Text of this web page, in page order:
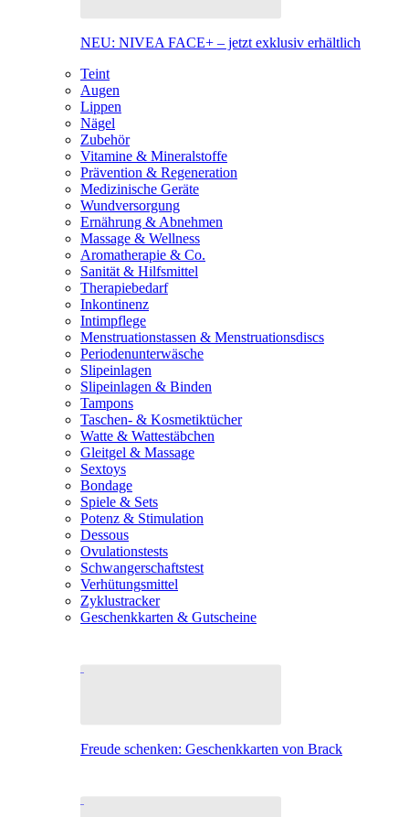
NEU: NIVEA FACE+ – jetzt exklusiv erhältlich
Teint
Augen
Lippen
Nägel
Zubehör
Vitamine & Mineralstoffe
Prävention & Regeneration
Medizinische Geräte
Wundversorgung
Ernährung & Abnehmen
Massage & Wellness
Aromatherapie & Co.
Sanität & Hilfsmittel
Therapiebedarf
Inkontinenz
Intimpflege
Menstruationstassen & Menstruationsdiscs
Periodenunterwäsche
Slipeinlagen
Slipeinlagen & Binden
Tampons
Taschen- & Kosmetiktücher
Watte & Wattestäbchen
Gleitgel & Massage
Sextoys
Bondage
Spiele & Sets
Potenz & Stimulation
Dessous
Ovulationstests
Schwangerschaftstest
Verhütungsmittel
Zyklustracker
Geschenkkarten & Gutscheine
Freude schenken: Geschenkkarten von Brack